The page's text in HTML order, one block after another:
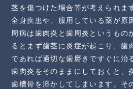
茎を傷つけた場合等が考えられま
全身疾患や、服用している薬が原
周病は歯肉炎と歯周炎というもの
るとまず歯茎に炎症が起こり、歯
であれば適切な歯磨きですぐに治
歯肉炎をそのままにしておくと、
歯槽骨を溶かしてしまいます。そ